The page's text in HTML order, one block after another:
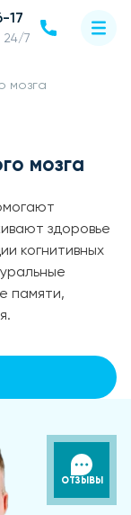
17
24/7
мозга
мозга
здоровье
когнитивных
памяти,
ОТЗЫВЫ